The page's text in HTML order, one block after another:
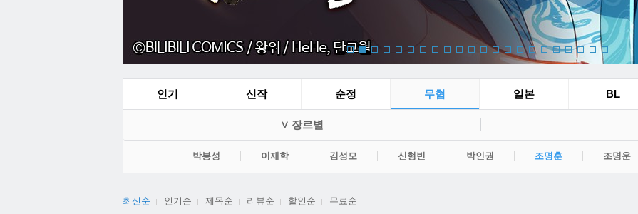
인기 신작 순정 무협 일본 BL
∨ 장르별
박봉성 이재학 김성모 신형빈 박인권 조명훈 조명운
최신순 인기순 제목순 리뷰순 할인순 무료순